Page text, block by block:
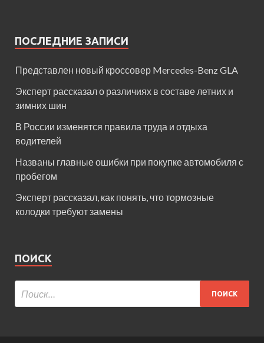
ПОСЛЕДНИЕ ЗАПИСИ
Представлен новый кроссовер Mercedes-Benz GLA
Эксперт рассказал о различиях в составе летних и
зимних шин
В России изменятся правила труда и отдыха
водителей
Названы главные ошибки при покупке автомобиля с
пробегом
Эксперт рассказал, как понять, что тормозные
колодки требуют замены
ПОИСК